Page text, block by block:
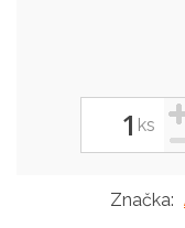
ks
+
-
Značka: